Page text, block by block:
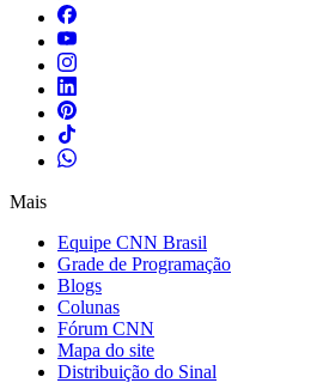
Mais
Equipe CNN Brasil
Grade de Programação
Blogs
Colunas
Fórum CNN
Mapa do site
Distribuição do Sinal